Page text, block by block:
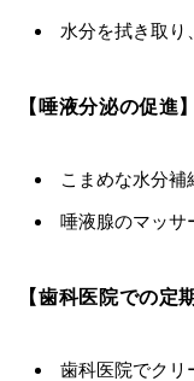
水分を拭き取り
【唾液分泌の促進】
こまめな水分補
唾液腺のマッサ
【歯科医院での定
歯科医院でクリ